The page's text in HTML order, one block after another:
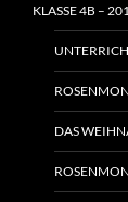
KLASSE 4B –
DAS